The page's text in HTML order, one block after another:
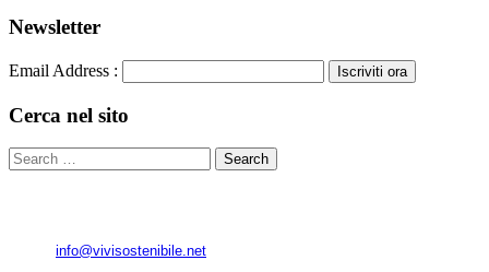
Newsletter
Email Address :
Cerca nel sito
info@vivisostenibile.net